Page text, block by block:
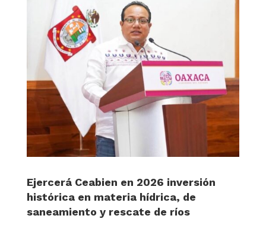
Ejercerá Ceabien en 2026 inversión
histórica en materia hídrica, de
saneamiento y rescate de ríos